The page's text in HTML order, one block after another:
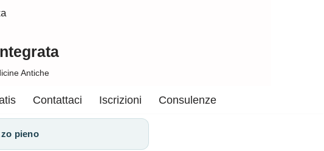
Antiche
Contattaci Iscrizioni Consulenze
pieno